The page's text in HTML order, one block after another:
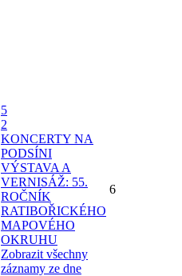
5
2
KONCERTY NA
PODSÍNI
VÝSTAVA A
VERNISÁŽ: 55.
ROČNÍK
RATIBOŘICKÉHO
MAPOVÉHO
OKRUHU
Zobrazit všechny
záznamy ze dne
6